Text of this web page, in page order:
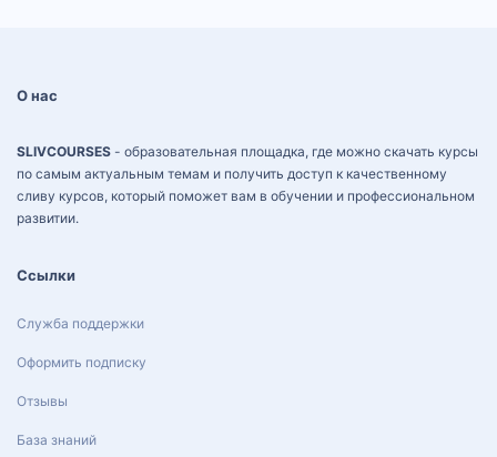
О нас
SLIVCOURSES - образовательная площадка, где можно скачать курсы
по самым актуальным темам и получить доступ к качественному
сливу курсов, который поможет вам в обучении и профессиональном
развитии.
Ссылки
Служба поддержки
Оформить подписку
Отзывы
База знаний